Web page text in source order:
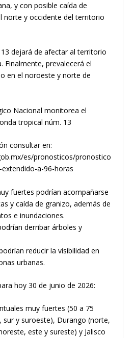
y con posible caída de
norte y occidente del territorio
dejará de afectar al territorio
Finalmente, prevalecerá el
en el noroeste y norte de
Nacional monitorea el
tropical núm. 13
consultar en:
es/pronosticos/pronostico
a-96-horas
fuertes podrían acompañarse
y caída de granizo, además de
e inundaciones.
derribar árboles y
reducir la visibilidad en
urbanas.
hoy 30 de junio de 2026:
muy fuertes (50 a 75
sur y suroeste), Durango (norte,
este y sureste) y Jalisco